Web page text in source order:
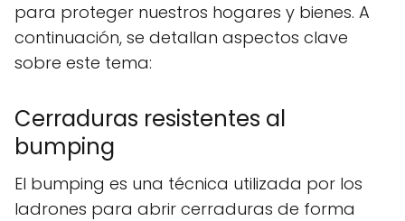
para proteger nuestros hogares y bienes. A
continuación, se detallan aspectos clave
sobre este tema:
Cerraduras resistentes al
bumping
El bumping es una técnica utilizada por los
ladrones para abrir cerraduras de forma